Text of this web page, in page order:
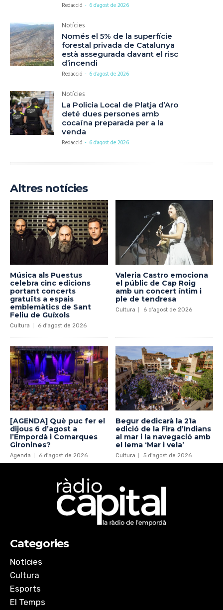
Redacció - 6 d'agost de 2026
Notícies
Només el 5% de la superfície
forestal privada de Catalunya
està assegurada davant el risc
d’incendi
Redacció - 6 d'agost de 2026
Notícies
La Policia Local de Platja d’Aro
deté dues persones amb
cocaïna preparada per a la
venda
Redacció - 6 d'agost de 2026
Altres notícies
Música als Puestus
celebra cinc edicions
portant concerts
gratuïts a espais
emblemàtics de Sant
Feliu de Guíxols
Cultura 6 d'agost de 2026
Valeria Castro emociona
el públic de Cap Roig
amb un concert íntim i
ple de tendresa
Cultura 6 d'agost de 2026
[AGENDA] Què puc fer el
dijous 6 d’agost a
l’Empordà i Comarques
Gironines?
Agenda 6 d'agost de 2026
Begur dedicarà la 21a
edició de la Fira d’Indians
al mar i la navegació amb
el lema ‘Mar i vela’
Cultura 5 d'agost de 2026
Categories
Notícies
Cultura
Esports
El Temps